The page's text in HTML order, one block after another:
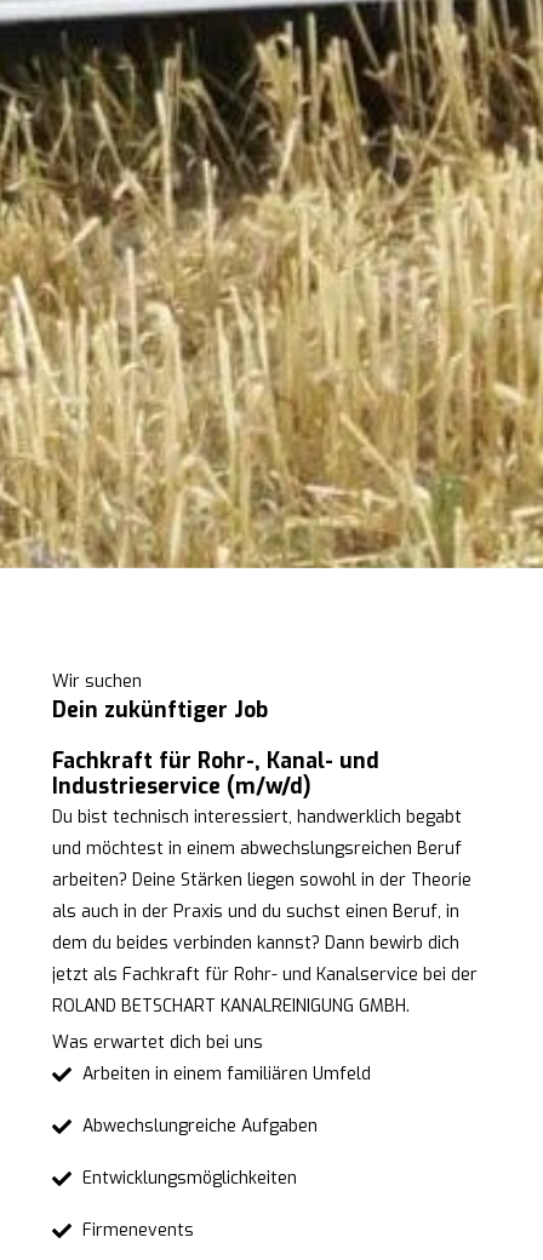
Wir suchen
Dein zukünftiger Job
Fachkraft für Rohr-, Kanal- und
Industrieservice (m/w/d)
Du bist technisch interessiert, handwerklich begabt
und möchtest in einem abwechslungsreichen Beruf
arbeiten? Deine Stärken liegen sowohl in der Theorie
als auch in der Praxis und du suchst einen Beruf, in
dem du beides verbinden kannst? Dann bewirb dich
jetzt als Fachkraft für Rohr- und Kanalservice bei der
ROLAND BETSCHART KANALREINIGUNG GMBH.
Was erwartet dich bei uns
Arbeiten in einem familiären Umfeld
Abwechslungreiche Aufgaben
Entwicklungsmöglichkeiten
Firmenevents